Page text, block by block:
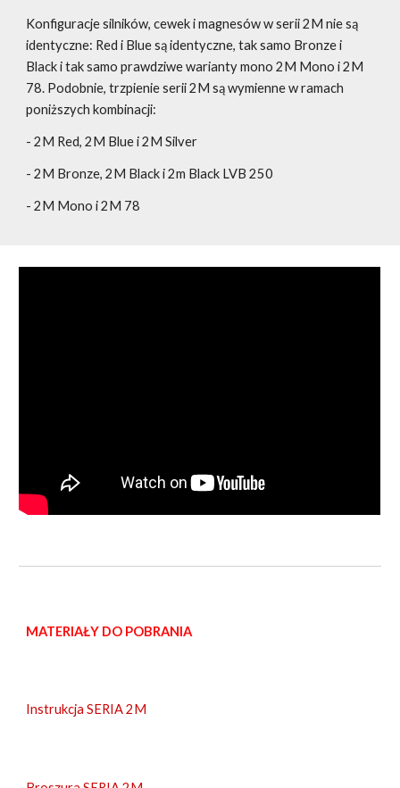
Konfiguracje silników, cewek i magnesów w serii 2M nie są
identyczne: Red i Blue są identyczne, tak samo Bronze i
Black i tak samo prawdziwe warianty mono 2M Mono i 2M
78. Podobnie, trzpienie serii 2M są wymienne w ramach
poniższych kombinacji:
- 2M Red, 2M Blue i 2M Silver
- 2M Bronze, 2M Black i 2m Black LVB 250
- 2M Mono i 2M 78
MATERIAŁY DO POBRANIA
Instrukcja SERIA 2M